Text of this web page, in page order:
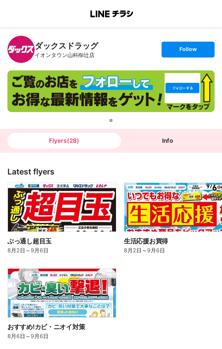
B
n
c
h
T
ダックスドラッグ
イオンタウン山科椥辻店
s
t
o
l
o
w
Follow
Flyers(28) Info
Latest flyers
ぶっ通し超目玉
8月2日 ～9月6日
生活応援お買得
8月2日 ～9月6日
おすすめ!カビ・ニオイ対策
8月6日 ～9月6日